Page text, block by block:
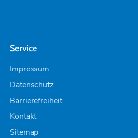
Service
Impressum
Datenschutz
Barrierefreiheit
Kontakt
Sitemap